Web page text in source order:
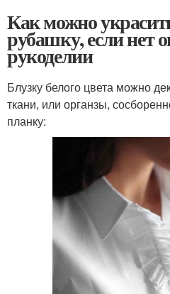
Как можно
рубашку, если нет
рукоделии
Блузку белого цвета можно
ткани, или органзы,
планку: